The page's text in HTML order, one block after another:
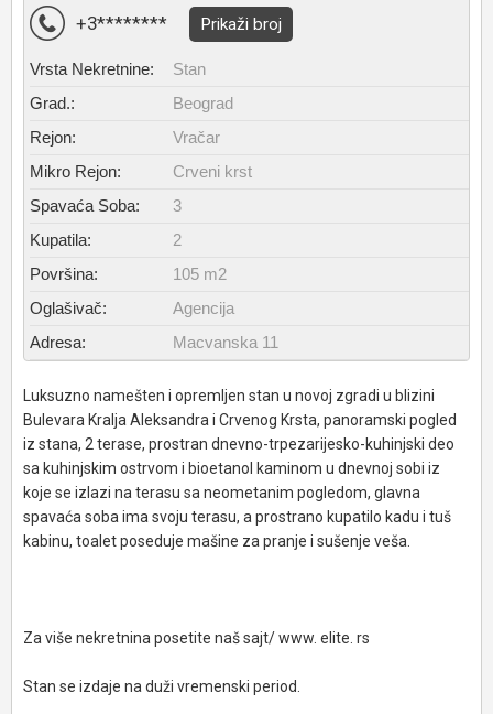
+3******** Prikaži broj
Vrsta Nekretnine:
Stan
Grad.:
Beograd
Rejon:
Vračar
Mikro Rejon:
Crveni krst
Spavaća Soba:
3
Kupatila:
2
Površina:
105 m2
Oglašivač:
Agencija
Adresa:
Macvanska 11
Luksuzno namešten i opremljen stan u novoj zgradi u blizini
Bulevara Kralja Aleksandra i Crvenog Krsta, panoramski pogled
iz stana, 2 terase, prostran dnevno-trpezarijesko-kuhinjski deo
sa kuhinjskim ostrvom i bioetanol kaminom u dnevnoj sobi iz
koje se izlazi na terasu sa neometanim pogledom, glavna
spavaća soba ima svoju terasu, a prostrano kupatilo kadu i tuš
kabinu, toalet poseduje mašine za pranje i sušenje veša.
Za više nekretnina posetite naš sajt/ www. elite. rs
Stan se izdaje na duži vremenski period.